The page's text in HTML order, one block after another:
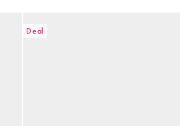
Deal